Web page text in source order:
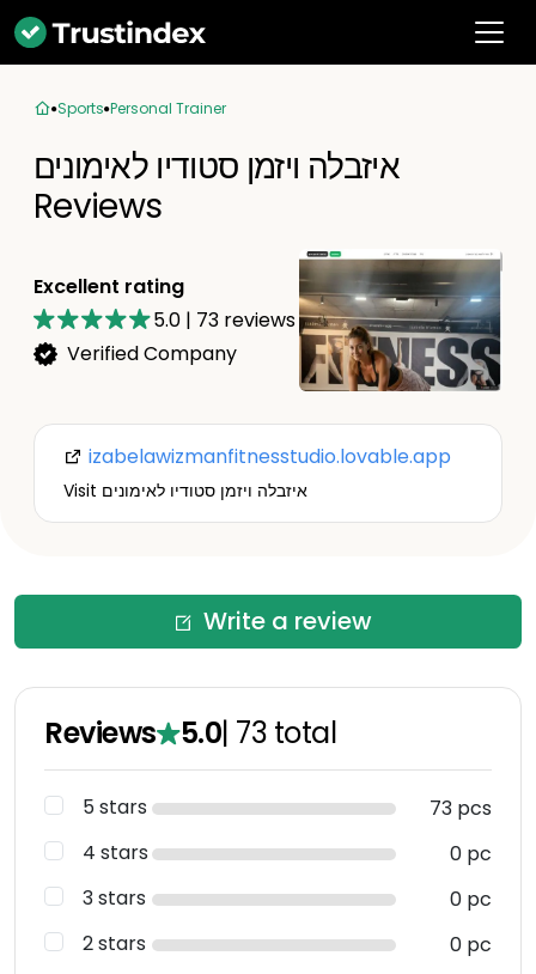
Sports Personal Trainer
איזבלה ויזמן סטודיו לאימונים
Reviews
Excellent rating
5.0 | 73 reviews
Verified Company
izabelawizmanfitnesstudio.lovable.app
Visit איזבלה ויזמן סטודיו לאימונים
Write a review
Reviews 5.0| 73 total
5 stars
73 pcs
4 stars
0 pc
3 stars
0 pc
2 stars
0 pc